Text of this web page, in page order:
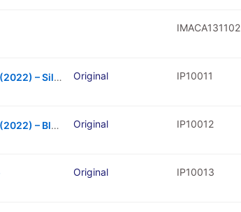
IMACA131102
Fingerprint Sensor Flex Cable for iPad 10 (2022) – Silver Original IP10011
Fingerprint Sensor Flex Cable for iPad 10 (2022) – Blue Original IP10012
Original IP10013